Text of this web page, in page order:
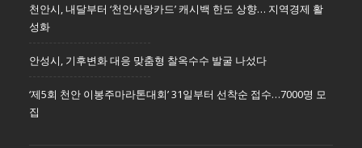
천안시, 내달부터 ‘천안사랑카드’ 캐시백 한도 상향… 지역경제 활
성화
안성시, 기후변화 대응 맞춤형 찰옥수수 발굴 나섰다
‘제5회 천안 이봉주마라톤대회’ 31일부터 선착순 접수…7000명 모
집